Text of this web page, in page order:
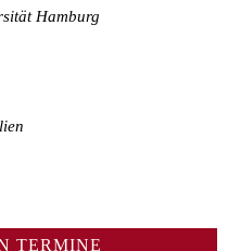
Hamburg
TERMINE